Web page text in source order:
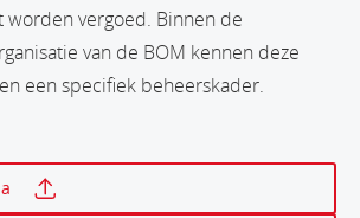
worden vergoed. Binnen de
van de BOM kennen deze
een specifiek beheerskader.